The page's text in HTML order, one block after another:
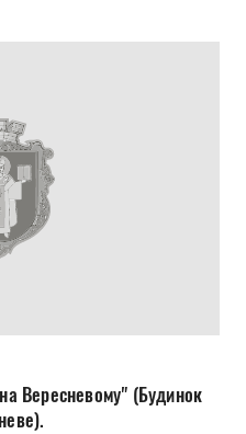
Вересневому" (Будинок